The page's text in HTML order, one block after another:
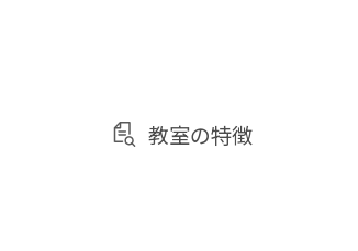
教室の特徴